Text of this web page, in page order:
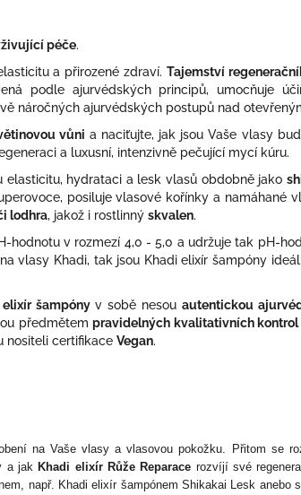
péče.
a přirozené zdraví. Tajemství
podle ajurvédských principů, umocňuje
náročných ajurvédských postupů nad
vůni a naciťujte, jak jsou Vaše vlasy
a luxusní, intenzivně pečující mycí kúru.
hydrataci a lesk vlasů obdobně jako
posiluje vlasové kořínky a namáhané
lodhra, jakož i rostlinný skvalen.
hodnotu v rozmezí 4,0 - 5,0 a udržuje tak pH-
vlasy Khadi, tak jsou Khadi elixír šampóny
elixír šampóny v sobě nesou autentickou
předmětempravidelných kvalitativních kontrol
nositeli certifikace Vegan.
na Vaše vlasy a vlasovou pokožku. Přitom se
a jak Khadi elixír Růže Reparace rozvíjí své
např. Khadi elixír šampónem Shikakai Lesk anebo